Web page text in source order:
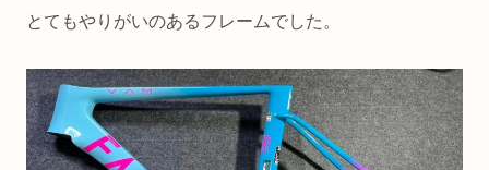
とてもやりがいのあるフレームでした。